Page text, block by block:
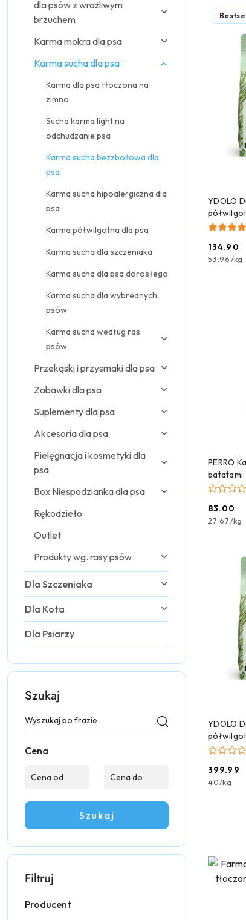
dla psów z wrażliwym
brzuchem
Karma mokra dla psa
Karma sucha dla psa
Karma dla psa tłoczona na
zimno
Sucha karma light na
odchudzanie psa
Karma sucha bezzbożowa dla
psa
Karma sucha hipoalergiczna dla
psa
Karma półwilgotna dla psa
Karma sucha dla szczeniaka
Karma sucha dla psa dorosłego
Karma sucha dla wybrednych
psów
Karma sucha według ras
psów
Przekąski i przysmaki dla psa
Zabawki dla psa
Suplementy dla psa
Akcesoria dla psa
Pielęgnacja i kosmetyki dla
psa
Box Niespodzianka dla psa
Rękodzieło
Outlet
Produkty wg. rasy psów
Dla Szczeniaka
Dla Kota
Dla Psiarzy
Szukaj
Cena
Szukaj
Filtruj
Producent
YDOLO
Cena:
134.90
53.96/kg
PERRO
batatami
dla psów
Cena:
83.00
27.67/kg
YDOLO
Cena:
399.99
40/kg